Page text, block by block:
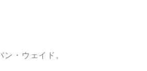
・ウェイド。